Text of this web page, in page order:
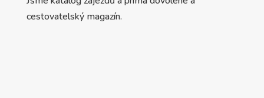
cestovatelský magazín.